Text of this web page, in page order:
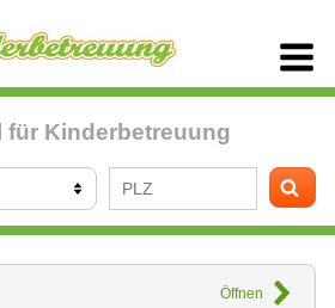
für Kinderbetreuung
Öffnen